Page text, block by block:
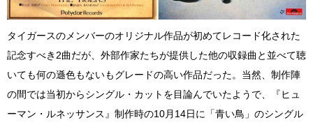
タイガースのメンバーのオリジナル作品が初めてレコード化された
記念すべき2曲だが、外部作家たちが提供した他の収録曲と並べて聴
いても何の遜色もないもグレードの高い作品だった。当然、制作陣
の間では当初からシングル・カットを目論んでいたようで、『ヒュ
ーマン・ルネッサンス』制作時の10月14日に「青い鳥」のシングル